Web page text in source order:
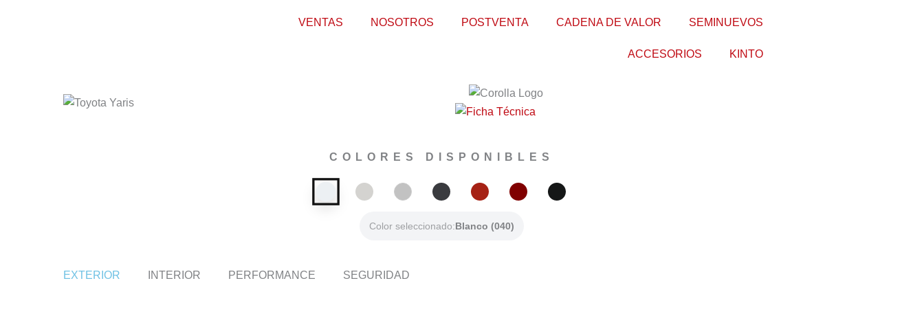
VENTAS NOSOTROS POSTVENTA CADENA DE VALOR SEMINUEVOS
ACCESORIOS KINTO
COLORES DISPONIBLES
Color seleccionado:Blanco (040)
EXTERIOR INTERIOR PERFORMANCE SEGURIDAD